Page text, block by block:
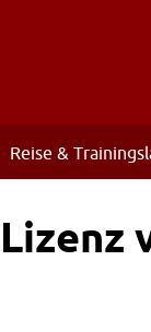
Reise &